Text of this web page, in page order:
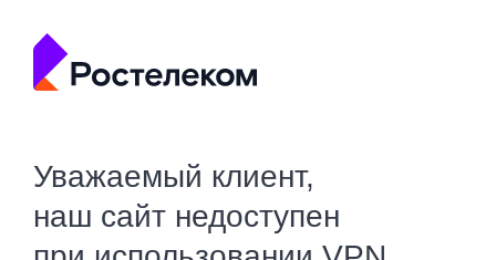
Уважаемый клиент,
наш сайт недоступен